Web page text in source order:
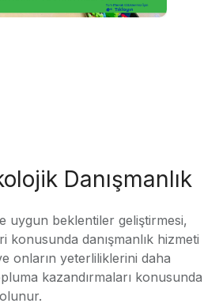
Danışmanlık
uygun beklentiler geliştirmesi,
danışmanlık hizmeti
onların yeterliliklerini daha
kazandırmaları konusunda